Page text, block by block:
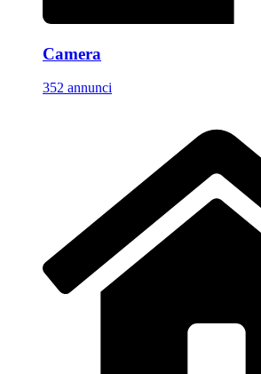
Camera
352 annunci